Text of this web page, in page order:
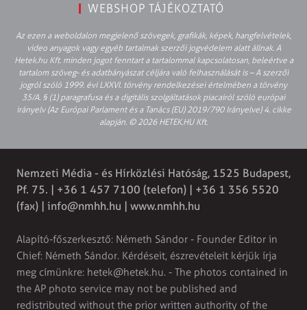
WEBSHOP TÁJÉKOZTATÓ
Az ezen a weboldalon megjelenő szövegek, grafikák, képek, hangfelvételek,
video anyagok vagy egyéb tartalmak szerzői jogvédelem alatt állnak. A
Hetek.hu Kft. minden jogot fenntart a tartalommal kapcsolatosan, beleértve a
tartalom szöveg- és adatbányászat céljára való felhasználását is – A szerzői
jogról szóló 1999. évi LXXVI. törvény rendelkezései értelmében a törvény
35/A. § (1) paragrafusa és a digitális szolgáltatások piacairól szóló európai
irányelv (Az Európai Parlament és a Tanács (EU) 2019/790 Irányelve) 4. cikke
alapján. © 2026 HETEK.HU Kft.
Nemzeti Média - és Hírközlési Hatóság, 1525 Budapest,
Pf. 75. | +36 1 457 7100 (telefon) | +36 1 356 5520
(fax) | info@nmhh.hu | www.nmhh.hu
Alapító-főszerkesztő: Németh Sándor - Founder Editor in
Chief: Németh Sándor. Kérdéseit, észrevételeit kérjük írja
meg címünkre: hetek@hetek.hu. - The photos contained in
the AP photo service may not be published and
redistributed without the prior written authority of the